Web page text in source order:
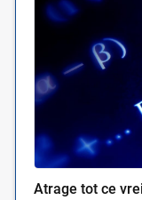
Atrage tot ce